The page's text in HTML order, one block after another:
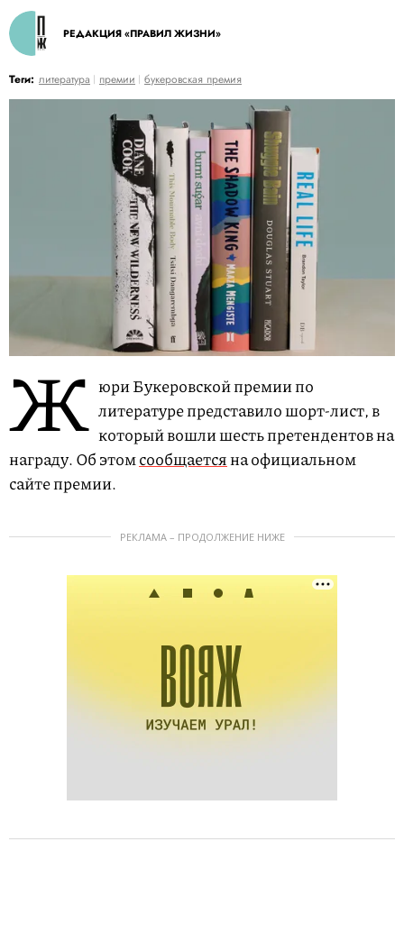
РЕДАКЦИЯ «ПРАВИЛ ЖИЗНИ»
Теги: литература премии букеровская премия
Ж юри Букеровской премии по
литературе представило шорт-лист, в
который вошли шесть претендентов на
награду. Об этомсообщаетсяна официальном
сайте премии.
РЕКЛАМА – ПРОДОЛЖЕНИЕ НИЖЕ